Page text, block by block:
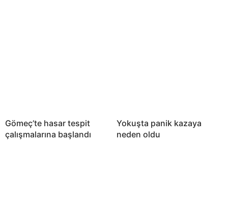
Gömeç’te hasar tespit
çalışmalarına başlandı
Yokuşta panik kazaya
neden oldu